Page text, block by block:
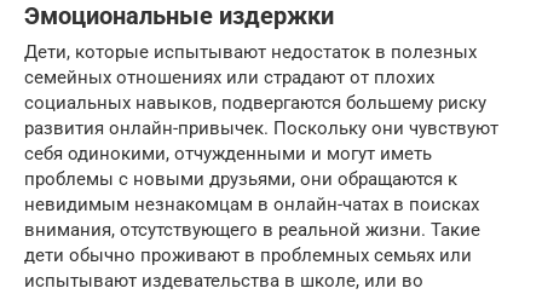
Эмоциональные издержки
Дети, которые испытывают недостаток в полезных
семейных отношениях или страдают от плохих
социальных навыков, подвергаются большему риску
развития онлайн-привычек. Поскольку они чувствуют
себя одинокими, отчужденными и могут иметь
проблемы с новыми друзьями, они обращаются к
невидимым незнакомцам в онлайн-чатах в поисках
внимания, отсутствующего в реальной жизни. Такие
дети обычно проживают в проблемных семьях или
испытывают издевательства в школе, или во